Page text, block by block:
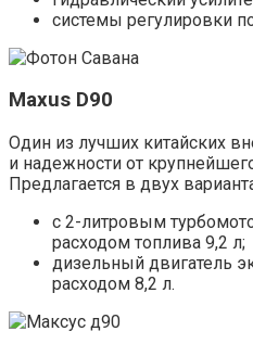
системы регулировки
Maxus D90
Один из лучших китайских
и надежности от
Предлагается в двух
с 2-литровым
расходом топлива 9,2 л;
дизельный двигатель
расходом 8,2 л.